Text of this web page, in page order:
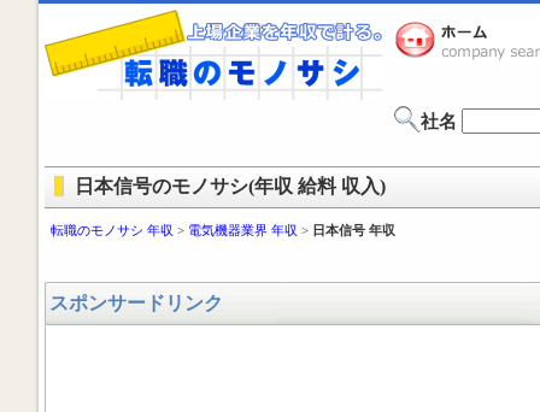
社名
日本信号のモノサシ(年収 給料 収入)
転職のモノサシ 年収 > 電気機器業界 年収 > 日本信号 年収
スポンサードリンク